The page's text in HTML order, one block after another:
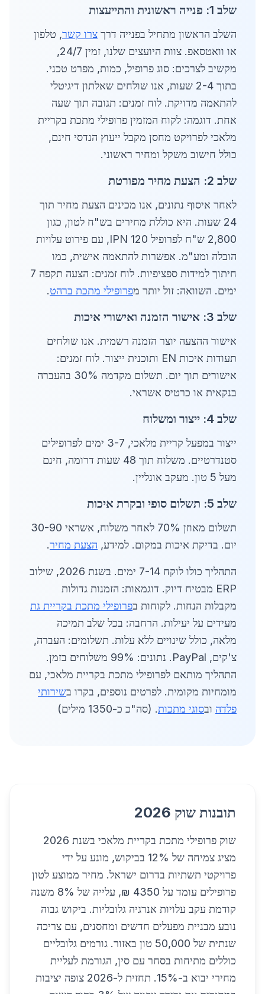
שלב 1: פנייה ראשונית והתייעצות
השלב הראשון מתחיל בפנייה דרך צרו קשר, טלפון
או וואטסאפ. צוות היועצים שלנו, זמין 24/7,
מקשיב לצרכים: סוג פרופיל, כמות, מפרט טכני.
בתוך 2-4 שעות, אנו שולחים שאלתון דיגיטלי
להתאמה מדויקת. לוח זמנים: תגובה תוך שעה
אחת. דוגמה: לקוח המזמין פרופילי מתכת בקריית
מלאכי לפרויקט מחסן מקבל ייעוץ הנדסי חינם,
כולל חישוב משקל ומחיר ראשוני.
שלב 2: הצעת מחיר מפורטת
לאחר איסוף נתונים, אנו מכינים הצעת מחיר תוך
24 שעות. היא כוללת מחירים בש"ח לטון, כגון
2,800 ש"ח לפרופיל IPN 120, עם פירוט עלויות
הובלה ומע"מ. אפשרות להתאמה אישית, כמו
חיתוך למידות ספציפיות. לוח זמנים: הצעה תקפה 7
ימים. השוואה: זול יותר מפרופילי מתכת ברהט.
שלב 3: אישור הזמנה ואישורי איכות
אישור ההצעה יוצר הזמנה רשמית. אנו שולחים
תעודות איכות EN ותוכנית ייצור. לוח זמנים:
אישורים תוך יום. תשלום מקדמה 30% בהעברה
בנקאית או כרטיס אשראי.
שלב 4: ייצור ומשלוח
ייצור במפעל קריית מלאכי, 3-7 ימים לפרופילים
סטנדרטיים. משלוח תוך 48 שעות דרומה, חינם
מעל 5 טון. מעקב אונליין.
שלב 5: תשלום סופי ובקרת איכות
תשלום מאוזן 70% לאחר משלוח, אשראי 30-90
יום. בדיקת איכות במקום. למידע, הצעת מחיר.
התהליך כולו לוקח 7-14 ימים. בשנת 2026, שילוב
ERP מבטיח דיוק. דוגמאות: הזמנות גדולות
מקבלות הנחות. לקוחות בפרופילי מתכת בקריית גת
מעידים על יעילות. הרחבה: בכל שלב תמיכה
מלאה, כולל שינויים ללא עלות. תשלומים: העברה,
צ'קים, PayPal. נתונים: 99% משלוחים בזמן.
התהליך מותאם לפרופילי מתכת בקריית מלאכי, עם
מומחיות מקומית. לפרטים נוספים, בקרו בשירותי
פלדה ובסוגי מתכות. (סה"כ כ-1350 מילים)
תובנות שוק 2026
שוק פרופילי מתכת בקריית מלאכי בשנת 2026
מציג צמיחה של 12% בביקוש, מונע על ידי
פרויקטי תשתיות בדרום ישראל. מחיר ממוצע לטון
פרופילים עומד על 4350 ₪, עלייה של 8% משנה
קודמת עקב עלויות אנרגיה גלובליות. ביקוש גבוה
נובע מבניית מפעלים חדשים ומחסנים, עם צריכה
שנתית של 50,000 טון באזור. גורמים גלובליים
כוללים מתיחות בסחר עם סין, הגורמת לעליית
מחירי יבוא ב-15%. תחזית ל-2026 צופה יציבות